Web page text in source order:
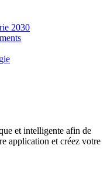
2030
et intelligente afin de
application et créez votre